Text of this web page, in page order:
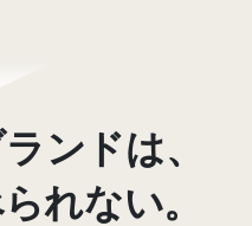
ンドは、
れない。